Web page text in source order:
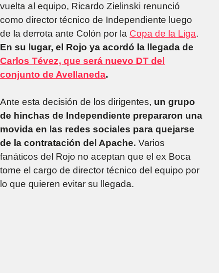
vuelta al equipo, Ricardo Zielinski renunció
como director técnico de Independiente luego
de la derrota ante Colón por la Copa de la Liga.
En su lugar, el Rojo ya acordó la llegada de
Carlos Tévez, que será nuevo DT del
conjunto de Avellaneda.
Ante esta decisión de los dirigentes, un grupo
de hinchas de Independiente prepararon una
movida en las redes sociales para quejarse
de la contratación del Apache. Varios
fanáticos del Rojo no aceptan que el ex Boca
tome el cargo de director técnico del equipo por
lo que quieren evitar su llegada.